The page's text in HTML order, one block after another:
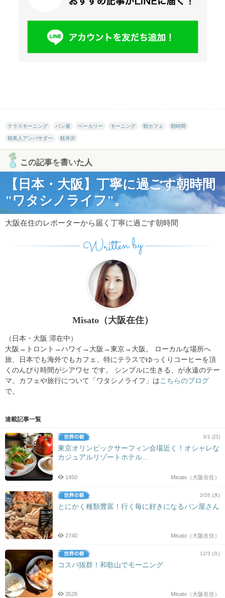
テラスモーニング パン屋 ベーカリー モーニング 朝カフェ 朝時間
朝美人アンバサダー 軽井沢
この記事を書いた人
【日本・大阪】丁寧に過ごす朝時間
"ワタシノライフ"。
大阪在住のレポーターから届く丁寧に過ごす朝時間
Written by
Misato（大阪在住）
（日本・大阪 滞在中）
大阪→トロント→ハワイ→大阪→東京→大阪。 ローカルな場所へ
旅、日本でも海外でもカフェ、特にテラスでゆっくりコーヒーを頂
くのんびり時間がシアワセ です。 シンプルに生きる、が永遠のテー
マ。カフェや旅行について「ワタシノライフ」はこちらのブログ
で。
連載記事一覧
3/1 (日)
東京オリンピックサーフィン会場近く！オシャレな
カジュアルリゾートホテル...
Misato（大阪在住）
1450
2/26 (水)
とにかく種類豊富！行く毎に好きになるパン屋さん
Misato（大阪在住）
2740
12/3 (火)
コスパ抜群！和歌山でモーニング
Misato（大阪在住）
3528